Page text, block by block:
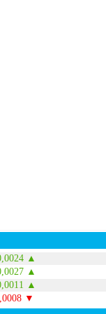
▲
▲
▲
▼